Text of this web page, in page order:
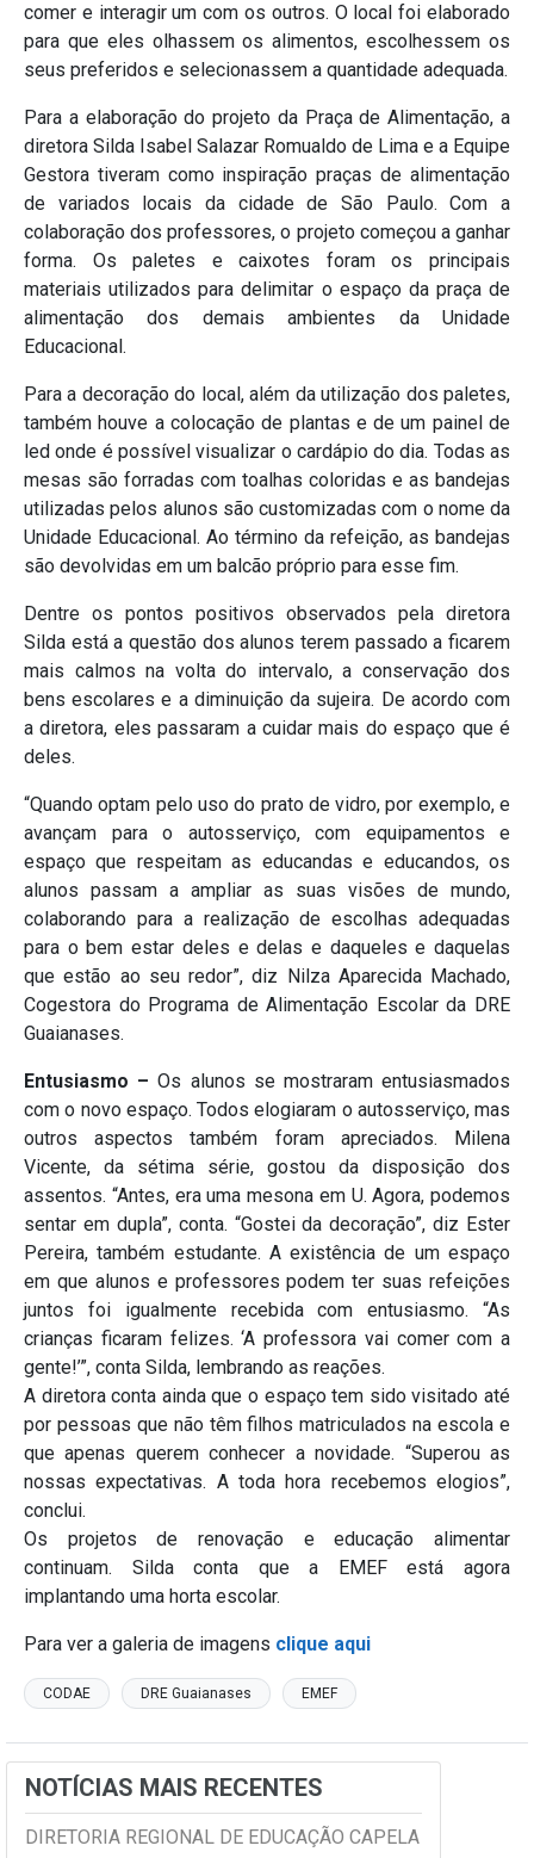
comer e interagir um com os outros. O local foi elaborado
para que eles olhassem os alimentos, escolhessem os
seus preferidos e selecionassem a quantidade adequada.
Para a elaboração do projeto da Praça de Alimentação, a
diretora Silda Isabel Salazar Romualdo de Lima e a Equipe
Gestora tiveram como inspiração praças de alimentação
de variados locais da cidade de São Paulo. Com a
colaboração dos professores, o projeto começou a ganhar
forma. Os paletes e caixotes foram os principais
materiais utilizados para delimitar o espaço da praça de
alimentação dos demais ambientes da Unidade
Educacional.
Para a decoração do local, além da utilização dos paletes,
também houve a colocação de plantas e de um painel de
led onde é possível visualizar o cardápio do dia. Todas as
mesas são forradas com toalhas coloridas e as bandejas
utilizadas pelos alunos são customizadas com o nome da
Unidade Educacional. Ao término da refeição, as bandejas
são devolvidas em um balcão próprio para esse fim.
Dentre os pontos positivos observados pela diretora
Silda está a questão dos alunos terem passado a ficarem
mais calmos na volta do intervalo, a conservação dos
bens escolares e a diminuição da sujeira. De acordo com
a diretora, eles passaram a cuidar mais do espaço que é
deles.
“Quando optam pelo uso do prato de vidro, por exemplo, e
avançam para o autosserviço, com equipamentos e
espaço que respeitam as educandas e educandos, os
alunos passam a ampliar as suas visões de mundo,
colaborando para a realização de escolhas adequadas
para o bem estar deles e delas e daqueles e daquelas
que estão ao seu redor”, diz Nilza Aparecida Machado,
Cogestora do Programa de Alimentação Escolar da DRE
Guaianases.
Entusiasmo –Os alunos se mostraram entusiasmados
com o novo espaço. Todos elogiaram o autosserviço, mas
outros aspectos também foram apreciados. Milena
Vicente, da sétima série, gostou da disposição dos
assentos. “Antes, era uma mesona em U. Agora, podemos
sentar em dupla”, conta. “Gostei da decoração”, diz Ester
Pereira, também estudante. A existência de um espaço
em que alunos e professores podem ter suas refeições
juntos foi igualmente recebida com entusiasmo. “As
crianças ficaram felizes. ‘A professora vai comer com a
gente!’”, conta Silda, lembrando as reações.
A diretora conta ainda que o espaço tem sido visitado até
por pessoas que não têm filhos matriculados na escola e
que apenas querem conhecer a novidade. “Superou as
nossas expectativas. A toda hora recebemos elogios”,
conclui.
Os projetos de renovação e educação alimentar
continuam. Silda conta que a EMEF está agora
implantando uma horta escolar.
Para ver a galeria de imagens clique aqui
CODAE DRE Guaianases EMEF
NOTÍCIAS MAIS RECENTES
DIRETORIA REGIONAL DE EDUCAÇÃO CAPELA